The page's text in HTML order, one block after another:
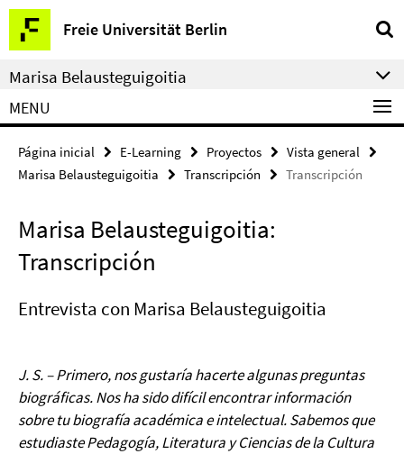
Springe
direkt
zu
Inhalt
Freie Universität Berlin
Herramientas
de
navegación
Marisa Belausteguigoitia
MENU
Página inicial E-Learning Proyectos
Vista general
Marisa Belausteguigoitia
Transcripción Transcripción
Marisa Belausteguigoitia:
Transcripción
Entrevista con Marisa Belausteguigoitia
J. S. – Primero, nos gustaría hacerte algunas preguntas
biográficas. Nos ha sido difícil encontrar información
sobre tu biografía académica e intelectual. Sabemos que
estudiaste Pedagogía, Literatura y Ciencias de la Cultura